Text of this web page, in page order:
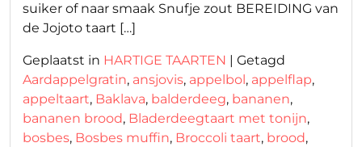
suiker of naar smaak Snufje zout BEREIDING van
de Jojoto taart […]
Geplaatst in HARTIGE TAARTEN | Getagd
Aardappelgratin, ansjovis, appelbol , appelflap,
appeltaart, Baklava, balderdeeg, bananen,
bananen brood, Bladerdeegtaart met tonijn,
bosbes, Bosbes muffin, Broccoli taart, brood,